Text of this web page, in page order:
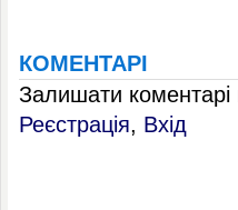
КОМЕНТАРІ
Залишати коментарі
Реєстрація, Вхід